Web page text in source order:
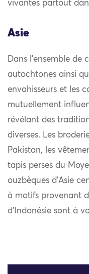
vivantes partout
Asie
Dans l’ensemble de
autochtones ainsi
envahisseurs et les
mutuellement
révélant des
diverses. Les
Pakistan, les
tapis perses du
ouzbèques d’Asie
à motifs provenant
d’Indonésie sont à